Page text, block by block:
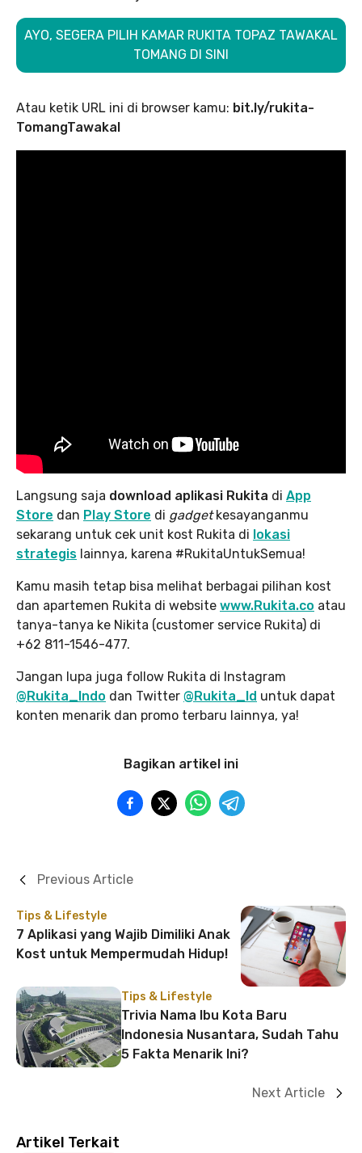
AYO, SEGERA PILIH KAMAR RUKITA TOPAZ TAWAKAL
TOMANG DI SINI
Atau ketik URL ini di browser kamu: bit.ly/rukita-
TomangTawakal
Langsung saja download aplikasi Rukita di App
Store dan Play Store di gadgetkesayanganmu
sekarang untuk cek unit kost Rukita di lokasi
strategis lainnya, karena #RukitaUntukSemua!
Kamu masih tetap bisa melihat berbagai pilihan kost
dan apartemen Rukita di website www.Rukita.co atau
tanya-tanya ke Nikita (customer service Rukita) di
+62 811-1546-477.
Jangan lupa juga follow Rukita di Instagram
@Rukita_Indo dan Twitter @Rukita_Id untuk dapat
konten menarik dan promo terbaru lainnya, ya!
Bagikan artikel ini
Tips & Lifestyle
7 Aplikasi yang Wajib Dimiliki Anak
Kost untuk Mempermudah Hidup!
Previous Article
Tips & Lifestyle
Trivia Nama Ibu Kota Baru
Indonesia Nusantara, Sudah Tahu
5 Fakta Menarik Ini?
Next Article
Artikel Terkait